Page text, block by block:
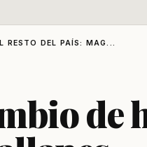
RESTO DEL PAÍS: MAG...
de